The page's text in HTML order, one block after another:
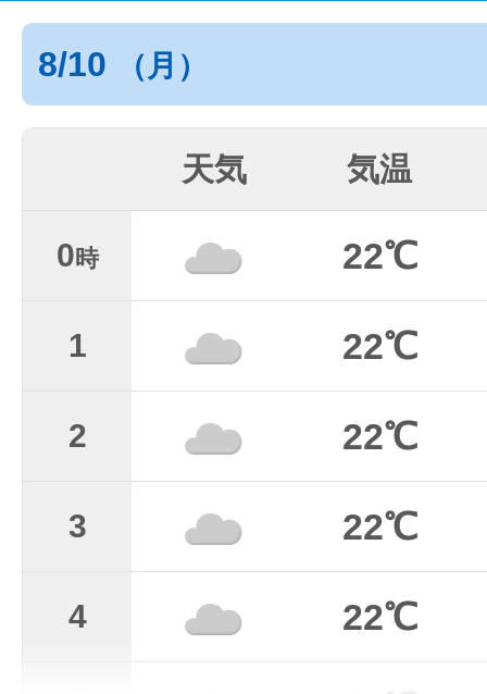
8/10 （月）
天気 気温
0時 22℃
1 22℃
2 22℃
3 22℃
4 22℃